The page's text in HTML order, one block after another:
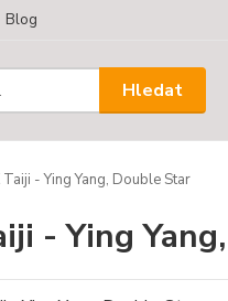
Blog
Hledat
- Ying Yang, Double Star
- Ying